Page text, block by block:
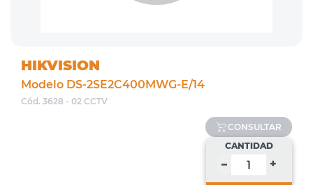
HIKVISION
Modelo DS-2SE2C400MWG-E/14
Cód. 3628 - 02 CCTV
CONSULTAR
CANTIDAD
– +